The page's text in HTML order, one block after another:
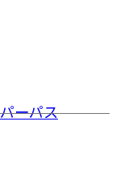
ーパス